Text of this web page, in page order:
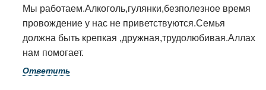
Мы работаем.Алкоголь,гулянки,безполезное время
провождение у нас не приветствуются.Семья
должна быть крепкая ,дружная,трудолюбивая.Аллах
нам помогает.
Ответить